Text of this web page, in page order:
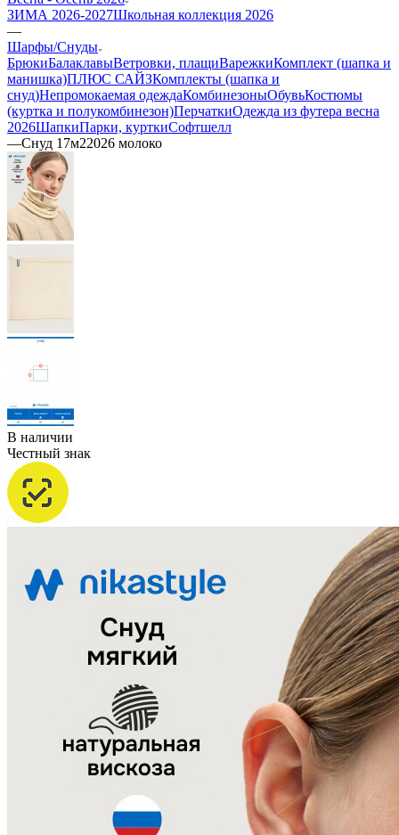
ЗИМА 2026-2027Школьная коллекция 2026
—
Шарфы/Снуды
БрюкиБалаклавыВетровки, плащиВарежкиКомплект (шапка и
манишка)ПЛЮС САЙЗКомплекты (шапка и
снуд)Непромокаемая одеждаКомбинезоныОбувьКостюмы
(куртка и полукомбинезон)ПерчаткиОдежда из футера весна
2026ШапкиПарки, курткиСофтшелл
—Снуд 17м22026 молоко
В наличии
Честный знак